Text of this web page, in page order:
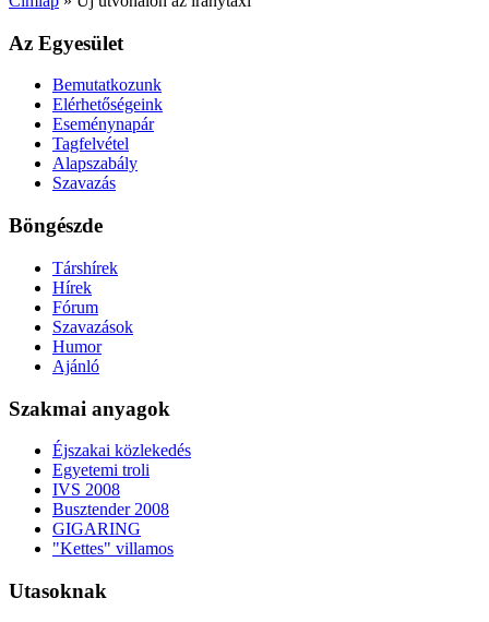
Az Egyesület
Bemutatkozunk
Elérhetőségeink
Eseménynapár
Tagfelvétel
Alapszabály
Szavazás
Böngészde
Társhírek
Hírek
Fórum
Szavazások
Humor
Ajánló
Szakmai anyagok
Éjszakai közlekedés
Egyetemi troli
IVS 2008
Busztender 2008
GIGARING
"Kettes" villamos
Utasoknak